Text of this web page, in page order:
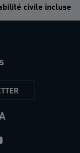
civile incluse